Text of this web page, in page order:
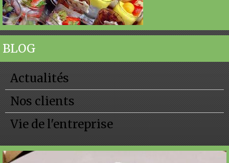
BLOG
Actualités
Nos clients
Vie de l'entreprise